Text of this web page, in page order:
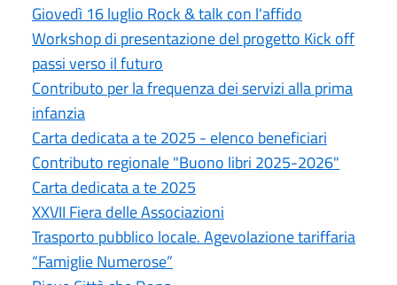
Giovedì 16 luglio Rock & talk con l'affido
Workshop di presentazione del progetto Kick off
passi verso il futuro
Contributo per la frequenza dei servizi alla prima
infanzia
Carta dedicata a te 2025 - elenco beneficiari
Contributo regionale "Buono libri 2025-2026"
Carta dedicata a te 2025
XXVII Fiera delle Associazioni
Trasporto pubblico locale. Agevolazione tariffaria
“Famiglie Numerose”